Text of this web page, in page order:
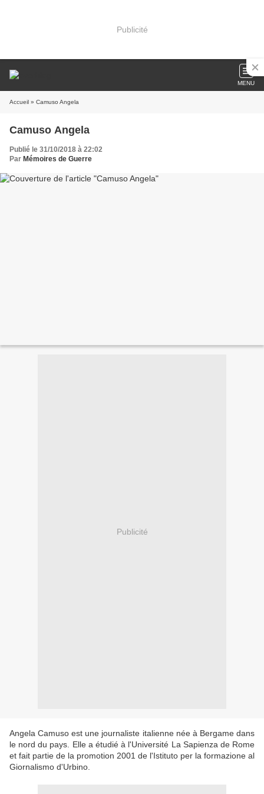
Publicité
MENU
Accueil » Camuso Angela
Camuso Angela
Publié le 31/10/2018 à 22:02
Par Mémoires de Guerre
Publicité
Angela Camuso est une journaliste italienne née à Bergame dans
le nord du pays. Elle a étudié à l'Université La Sapienza de Rome
et fait partie de la promotion 2001 de l'Istituto per la formazione al
Giornalismo d'Urbino.